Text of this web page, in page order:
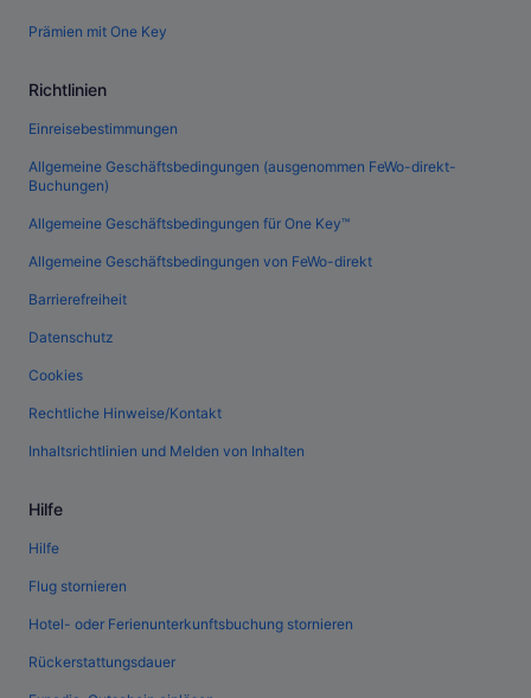
Prämien mit One Key
Richtlinien
Einreisebestimmungen
Allgemeine Geschäftsbedingungen (ausgenommen FeWo-direkt-
Buchungen)
Allgemeine Geschäftsbedingungen für One Key™
Allgemeine Geschäftsbedingungen von FeWo-direkt
Barrierefreiheit
Datenschutz
Cookies
Rechtliche Hinweise/Kontakt
Inhaltsrichtlinien und Melden von Inhalten
Hilfe
Hilfe
Flug stornieren
Hotel- oder Ferienunterkunftsbuchung stornieren
Rückerstattungsdauer